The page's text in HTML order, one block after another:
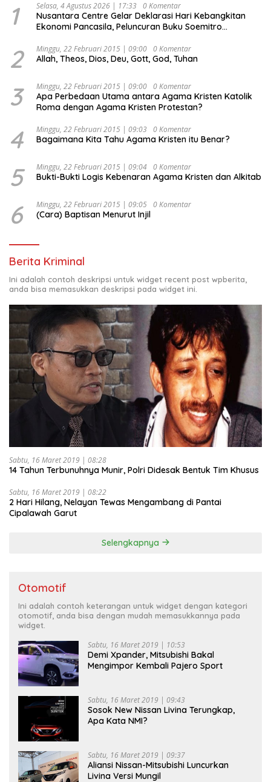
1 Selasa, 4 Agustus 2026 | 17:33 0 Komentar
Nusantara Centre Gelar Deklarasi Hari Kebangkitan
Ekonomi Pancasila, Peluncuran Buku Soemitro
Ekonomi Politik Indonesia) & Simposium Nasional
“Urgensi Undang-Undang Perekonomian Nasional dan
Indonesia Emas 2045”,
2 Minggu, 22 Februari 2015 | 09:00 0 Komentar
Allah, Theos, Dios, Deu, Gott, God, Tuhan
3 Minggu, 22 Februari 2015 | 09:00 0 Komentar
Apa Perbedaan Utama antara Agama Kristen Katolik
Roma dengan Agama Kristen Protestan?
4 Minggu, 22 Februari 2015 | 09:03 0 Komentar
Bagaimana Kita Tahu Agama Kristen itu Benar?
5 Minggu, 22 Februari 2015 | 09:04 0 Komentar
Bukti-Bukti Logis Kebenaran Agama Kristen dan Alkitab
6 Minggu, 22 Februari 2015 | 09:05 0 Komentar
(Cara) Baptisan Menurut Injil
Berita Kriminal
Ini adalah contoh deskripsi untuk widget recent post wpberita,
anda bisa memasukkan deskripsi pada widget ini.
Sabtu, 16 Maret 2019 | 08:28
14 Tahun Terbunuhnya Munir, Polri Didesak Bentuk Tim Khusus
Sabtu, 16 Maret 2019 | 08:22
2 Hari Hilang, Nelayan Tewas Mengambang di Pantai
Cipalawah Garut
Selengkapnya
Otomotif
Ini adalah contoh keterangan untuk widget dengan kategori
otomotif, anda bisa dengan mudah memasukkannya pada
widget.
Sabtu, 16 Maret 2019 | 10:53
Demi Xpander, Mitsubishi Bakal
Mengimpor Kembali Pajero Sport
Sabtu, 16 Maret 2019 | 09:43
Sosok New Nissan Livina Terungkap,
Apa Kata NMI?
Sabtu, 16 Maret 2019 | 09:37
Aliansi Nissan-Mitsubishi Luncurkan
Livina Versi Mungil